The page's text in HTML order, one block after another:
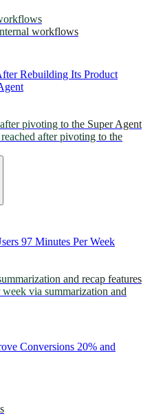
workflows
Rebuilding Its Product
pivoting to the Super Agent
after pivoting to the
97 Minutes Per Week
and recap features
via summarization and
Conversions 20% and